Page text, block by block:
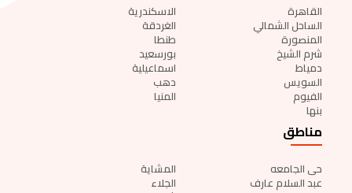
القاهرة الاسكندرية
الساحل الشمالي الغردقة
المنصورة طنطا
شرم الشيخ بورسعيد
دمياط اسماعيلية
السويس دهب
الفيوم المنيا
بنها
مناطق
حى الجامعه المشاية
عبد السلام عارف الجلاء